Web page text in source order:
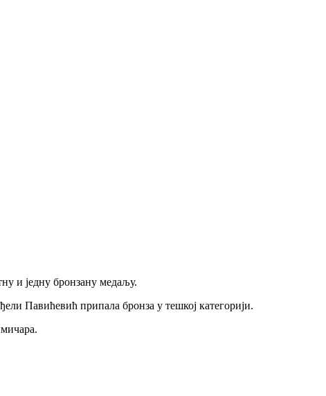
и једну бронзану медаљу.
Павићевић припала бронза у тешкој категорији.